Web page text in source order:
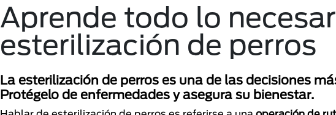
Aprende todo lo
esterilización de perros
La esterilización de perros es una de las decisiones
Protégelo de enfermedades y asegura su bienestar.